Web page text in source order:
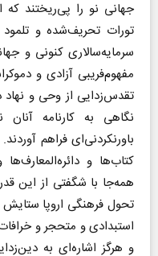
جهانی نو را پی‌ریختند
تورات تحریف‌شده و
سرمایه‌سالاری کنونی و
مفهوم‌‌فریبی آزادی و
تقدس‌زدایی از وحی و نهاد
نگاهی به کارنامه
باورنکردنی‌ای فراهم
کتاب‌ها و
همه‌جا با شگفتی از این
تحول فرهنگی اروپا
استبدادی و متحجر و
و هرگز اشاره‌ای به